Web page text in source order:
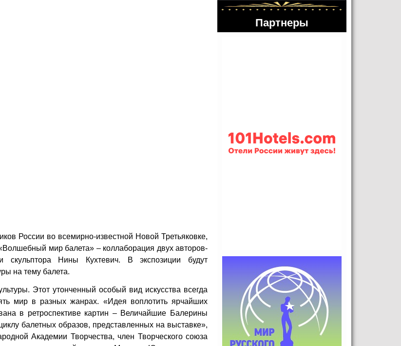
России во всемирно-известной Новой Третьяковке,
мир балета» – коллаборация двух авторов-
скульптора Нины Кухтевич. В экспозиции будут
на тему балета.
Этот утонченный особый вид искусства всегда
мир в разных жанрах. «Идея воплотить ярчайших
в ретроспективе картин – Величайшие Балерины
балетных образов, представленных на выставке»,
Академии Творчества, член Творческого союза
Партнеры